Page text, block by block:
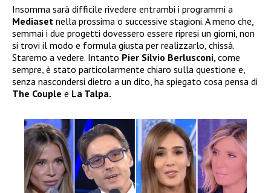
Insomma sarà difficile rivedere entrambi i programmi a
Mediaset nella prossima o successive stagioni. A meno che,
semmai i due progetti dovessero essere ripresi un giorni, non
si trovi il modo e formula giusta per realizzarlo, chissà.
Staremo a vedere. Intanto Pier Silvio Berlusconi, come
sempre, è stato particolarmente chiaro sulla questione e,
senza nascondersi dietro a un dito, ha spiegato cosa pensa di
The Couple e La Talpa.